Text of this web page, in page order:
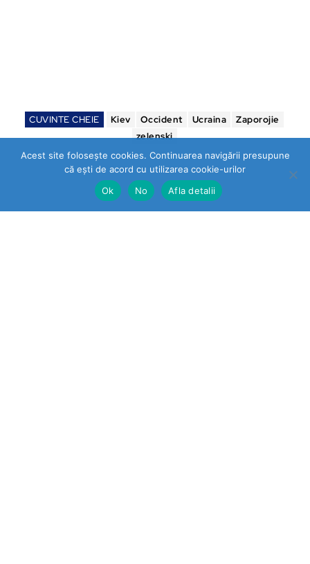
CUVINTE CHEIE Kiev Occident Ucraina
Zaporojie
zelenski
Acest site folosește cookies. Continuarea navigării presupune
că ești de acord cu utilizarea cookie-urilor
Ok
No Afla detalii